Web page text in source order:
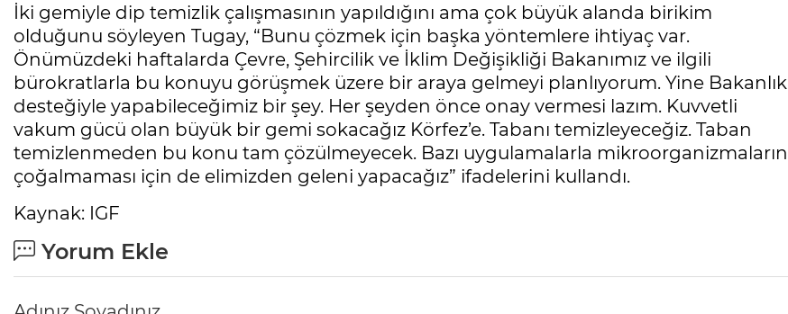
İki gemiyle dip temizlik çalışmasının yapıldığını ama çok büyük alanda birikim
olduğunu söyleyen Tugay, “Bunu çözmek için başka yöntemlere ihtiyaç var.
Önümüzdeki haftalarda Çevre, Şehircilik ve İklim Değişikliği Bakanımız ve ilgili
bürokratlarla bu konuyu görüşmek üzere bir araya gelmeyi planlıyorum. Yine Bakanlık
desteğiyle yapabileceğimiz bir şey. Her şeyden önce onay vermesi lazım. Kuvvetli
vakum gücü olan büyük bir gemi sokacağız Körfez’e. Tabanı temizleyeceğiz. Taban
temizlenmeden bu konu tam çözülmeyecek. Bazı uygulamalarla mikroorganizmaların
çoğalmaması için de elimizden geleni yapacağız” ifadelerini kullandı.
Kaynak: IGF
Yorum Ekle